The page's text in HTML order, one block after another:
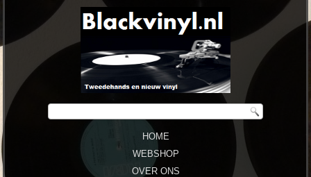
HOME
WEBSHOP
OVER ONS